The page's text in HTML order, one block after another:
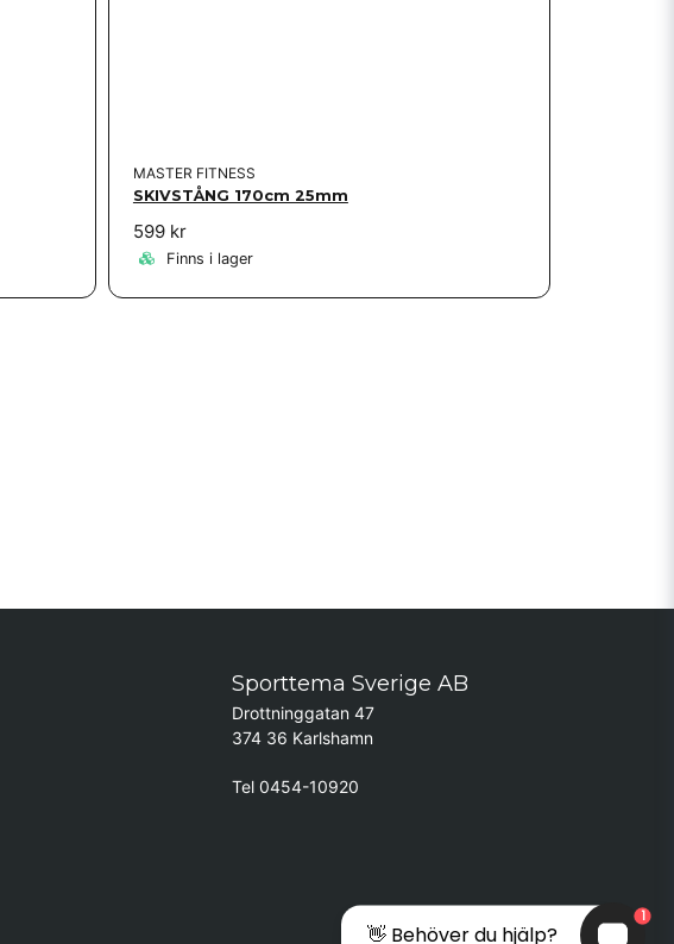
MASTER FITNESS
SKIVSTÅNG 170cm 25mm
599 kr
Finns i lager
Sporttema Sverige AB
Drottninggatan 47
374 36 Karlshamn
Tel 0454-10920
👋 Behöver du hjälp?
1